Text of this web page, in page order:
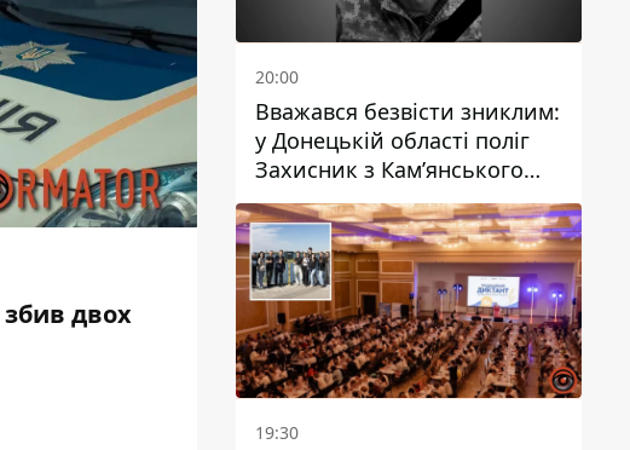
збив двох
20:00
Вважався безвісти зниклим:
у Донецькій області поліг
Захисник з Кам’янського
Антон Красовський
19:30